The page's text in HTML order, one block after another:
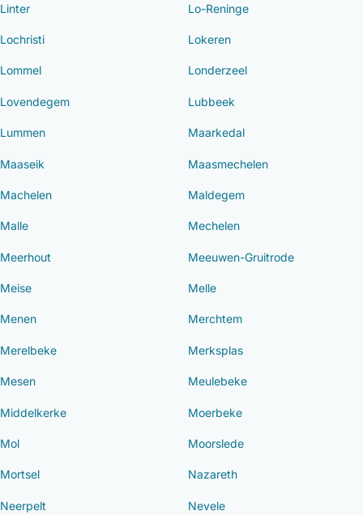
Linter Lo-Reninge
Lochristi Lokeren
Lommel Londerzeel
Lovendegem Lubbeek
Lummen Maarkedal
Maaseik Maasmechelen
Machelen Maldegem
Malle Mechelen
Meerhout Meeuwen-Gruitrode
Meise Melle
Menen Merchtem
Merelbeke Merksplas
Mesen Meulebeke
Middelkerke Moerbeke
Mol Moorslede
Mortsel Nazareth
Neerpelt Nevele